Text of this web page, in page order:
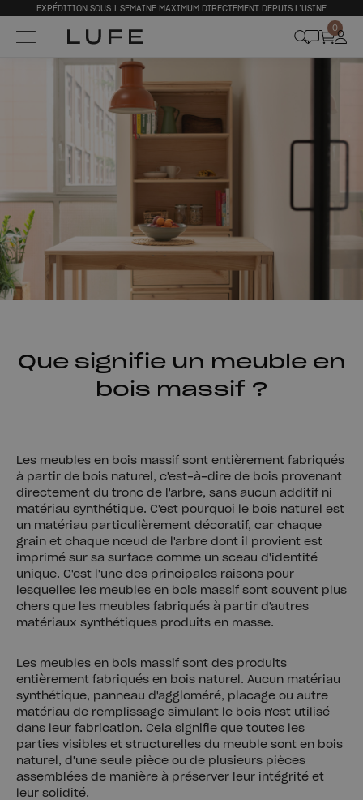
EXPÉDITION SOUS 1 SEMAINE MAXIMUM DIRECTEMENT DEPUIS L’USINE
0
Que signifie un meuble en
bois massif ?
Les meubles en bois massif sont entièrement fabriqués
à partir de bois naturel, c'est-à-dire de bois provenant
directement du tronc de l'arbre, sans aucun additif ni
matériau synthétique. C'est pourquoi le bois naturel est
un matériau particulièrement décoratif, car chaque
grain et chaque nœud de l'arbre dont il provient est
imprimé sur sa surface comme un sceau d'identité
unique. C'est l'une des principales raisons pour
lesquelles les meubles en bois massif sont souvent plus
chers que les meubles fabriqués à partir d'autres
matériaux synthétiques produits en masse.
Les meubles en bois massif sont des produits
entièrement fabriqués en bois naturel. Aucun matériau
synthétique, panneau d'aggloméré, placage ou autre
matériau de remplissage simulant le bois n'est utilisé
dans leur fabrication. Cela signifie que toutes les
parties visibles et structurelles du meuble sont en bois
naturel, d'une seule pièce ou de plusieurs pièces
assemblées de manière à préserver leur intégrité et
leur solidité.